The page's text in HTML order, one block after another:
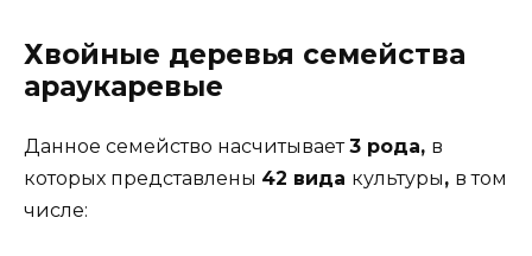
Хвойные деревья семейства
араукаревые
Данное семейство насчитывает3 рода, в
которых представлены 42 вида культуры, в том
числе: